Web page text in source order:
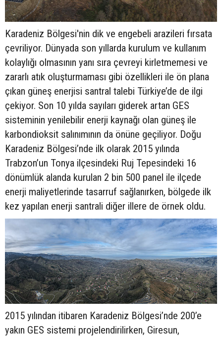
Karadeniz Bölgesi'nin dik ve engebeli arazileri fırsata
çevriliyor. Dünyada son yıllarda kurulum ve kullanım
kolaylığı olmasının yanı sıra çevreyi kirletmemesi ve
zararlı atık oluşturmaması gibi özellikleri ile ön plana
çıkan güneş enerjisi santral talebi Türkiye’de de ilgi
çekiyor. Son 10 yılda sayıları giderek artan GES
sisteminin yenilebilir enerji kaynağı olan güneş ile
karbondioksit salınımının da önüne geçiliyor. Doğu
Karadeniz Bölgesi’nde ilk olarak 2015 yılında
Trabzon’un Tonya ilçesindeki Ruj Tepesindeki 16
dönümlük alanda kurulan 2 bin 500 panel ile ilçede
enerji maliyetlerinde tasarruf sağlanırken, bölgede ilk
kez yapılan enerji santrali diğer illere de örnek oldu.
2015 yılından itibaren Karadeniz Bölgesi’nde 200’e
yakın GES sistemi projelendirilirken, Giresun,